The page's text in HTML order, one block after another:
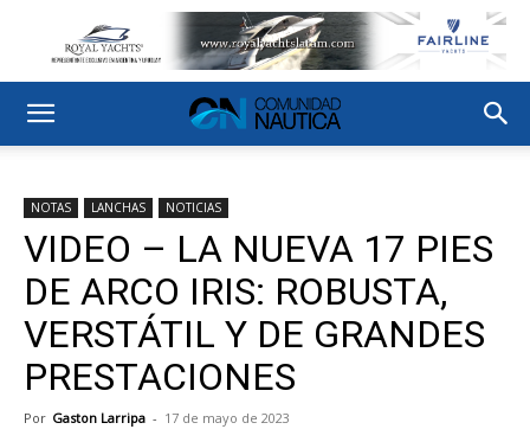
NOTAS LANCHAS NOTICIAS
VIDEO – LA NUEVA 17 PIES
DE ARCO IRIS: ROBUSTA,
VERSTÁTIL Y DE GRANDES
PRESTACIONES
Por Gaston Larripa - 17 de mayo de 2023